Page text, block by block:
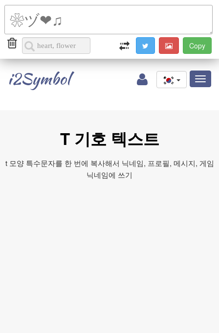
i2Symbol
T 기호 텍스트
t 모양 특수문자를 한 번에 복사해서 닉네임, 프로필, 메시지, 게임
닉네임에 쓰기